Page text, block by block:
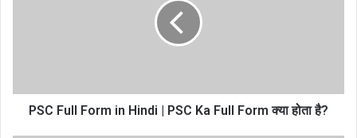
PSC Full Form in Hindi | PSC Ka Full Form क्या होता है?